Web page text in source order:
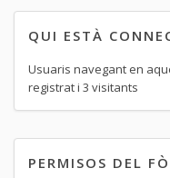
QUI ESTÀ
Usuaris navegant en
registrat i 3 visitants
PERMISOS DEL